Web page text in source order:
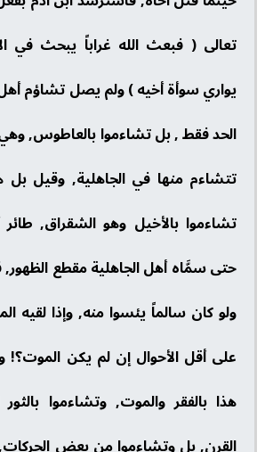
تعالى ( فبعث الله غراباً يبحث في
يواري سوأة أخيه ) ولم يصل تشاؤم أهل
الحد فقط , بل تشاءموا بالعاطوس,
تتشاءم منها في الجاهلية, وقيل
تشاءموا بالأخيل وهو الشقراق,
حتى سمَّاه أهل الجاهلية مقطع الظهور,
ولو كان سالماً يئسوا منه, وإذا لقيه
على أقل الأحوال إن لم يكن الموت؟!
هذا بالفقر والموت, وتشاءموا